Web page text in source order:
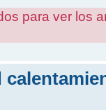
para ver los